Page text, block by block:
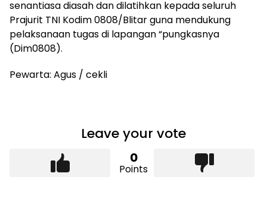
senantiasa diasah dan dilatihkan kepada seluruh
Prajurit TNI Kodim 0808/Blitar guna mendukung
pelaksanaan tugas di lapangan “pungkasnya
(Dim0808).
Pewarta: Agus / cekli
Leave your vote
0
Points